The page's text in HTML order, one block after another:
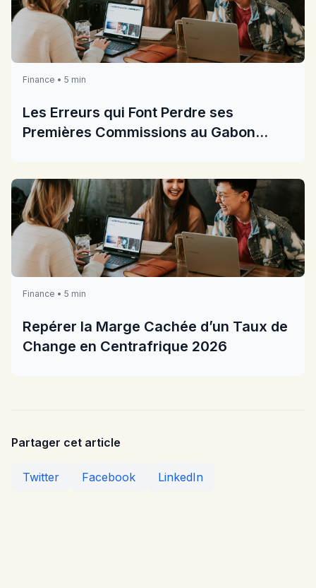
Finance • 5 min
Les Erreurs qui Font Perdre ses
Premières Commissions au Gabon
Finance • 5 min
Repérer la Marge Cachée d’un Taux de
Change en Centrafrique 2026
Partager cet article
Twitter Facebook LinkedIn